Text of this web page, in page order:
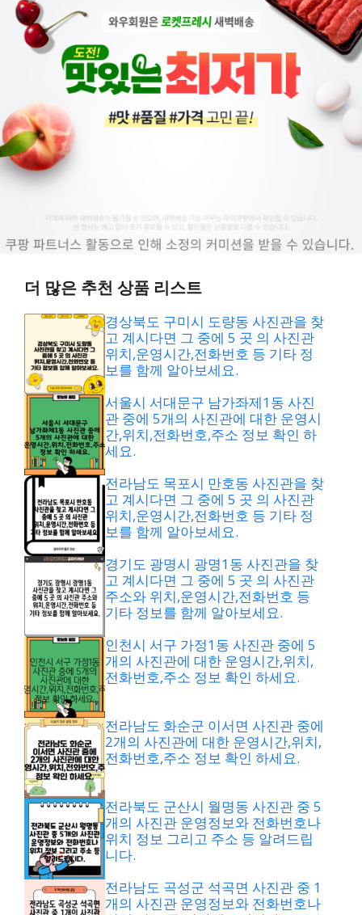
더 많은 추천 상품 리스트
경상북도 구미시 도량동 사진관을 찾
고 계시다면 그 중에 5 곳 의 사진관
위치,운영시간,전화번호 등 기타 정
보를 함께 알아보세요.
서울시 서대문구 남가좌제1동 사진
관 중에 5개의 사진관에 대한 운영시
간,위치,전화번호,주소 정보 확인 하
세요.
전라남도 목포시 만호동 사진관을 찾
고 계시다면 그 중에 5 곳 의 사진관
위치,운영시간,전화번호 등 기타 정
보를 함께 알아보세요.
경기도 광명시 광명1동 사진관을 찾
고 계시다면 그 중에 5 곳 의 사진관
주소와 위치,운영시간,전화번호 등
기타 정보를 함께 알아보세요.
인천시 서구 가정1동 사진관 중에 5
개의 사진관에 대한 운영시간,위치,
전화번호,주소 정보 확인 하세요.
전라남도 화순군 이서면 사진관 중에
2개의 사진관에 대한 운영시간,위치,
전화번호,주소 정보 확인 하세요.
전라북도 군산시 월명동 사진관 중 5
개의 사진관 운영정보와 전화번호나
위치 정보 그리고 주소 등 알려드립
니다.
전라남도 곡성군 석곡면 사진관 중 1
개의 사진관 운영정보와 전화번호나